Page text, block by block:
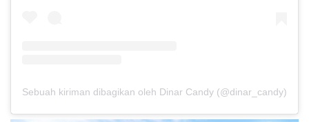
Sebuah kiriman dibagikan oleh Dinar Candy (@dinar_candy)